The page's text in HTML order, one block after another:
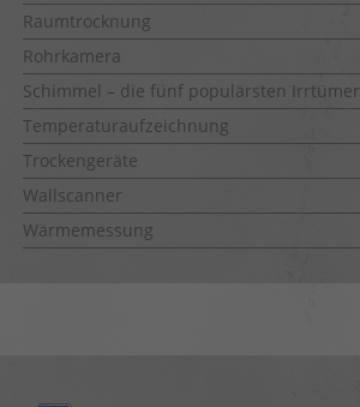
Raumtrocknung
Rohrkamera
Schimmel – die fünf populärsten Irrtümer
Temperaturaufzeichnung
Trockengeräte
Wallscanner
Wärmemessung